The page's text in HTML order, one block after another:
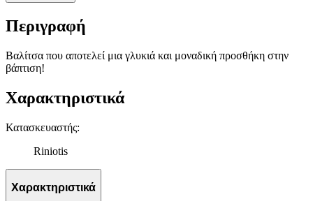
Περιγραφή
Βαλίτσα που αποτελεί μια γλυκιά και μοναδική προσθήκη στην
βάπτιση!
Χαρακτηριστικά
Κατασκευαστής:
Riniotis
Χαρακτηριστικά